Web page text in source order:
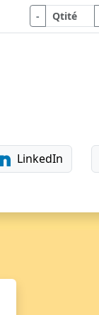
-
LinkedIn